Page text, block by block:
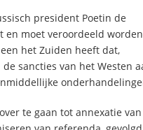
president Poetin de
en moet veroordeeld
het Zuiden heeft dat,
sancties van het Westen
te gaan tot annexatie